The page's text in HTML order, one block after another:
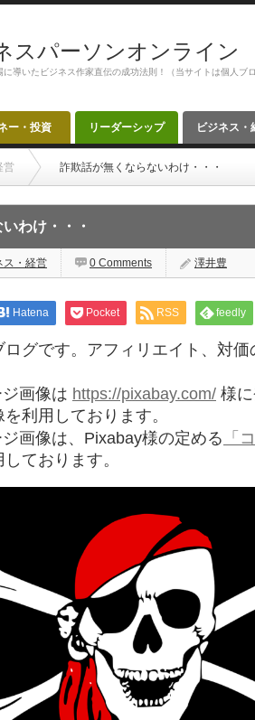
スパーソンオンライン
導いたビジネス作家直伝の成功法則！（当サイトは個人ブ
ー・投資 リーダーシップ ビジネス・
営 詐欺話が無くならないわけ・・・
わけ・・・
ス・経営 0 Comments 澤井豊
Hatena Pocket RSS feedly
グです。アフィリエイト、対価
画像は https://pixabay.com/ 様
利用しております。
画像は、Pixabay様の定める 「
ております。